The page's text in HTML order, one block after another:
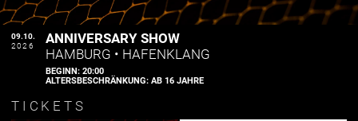
09.10.
2026
ANNIVERSARY SHOW
HAMBURG • HAFENKLANG
BEGINN:20:00
ALTERSBESCHRÄNKUNG:AB 16 JAHRE
TICKETS